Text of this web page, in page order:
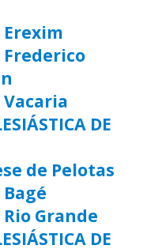
Erexim
Frederico
Vacaria
DE
de Pelotas
Grande
DE